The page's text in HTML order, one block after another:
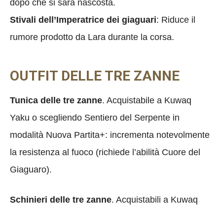
dopo che si sarà nascosta.
Stivali dell’Imperatrice dei giaguari: Riduce il
rumore prodotto da Lara durante la corsa.
OUTFIT DELLE TRE ZANNE
Tunica delle tre zanne. Acquistabile a Kuwaq
Yaku o scegliendo Sentiero del Serpente in
modalità Nuova Partita+: incrementa notevolmente
la resistenza al fuoco (richiede l’abilità Cuore del
Giaguaro).
Schinieri delle tre zanne. Acquistabili a Kuwaq